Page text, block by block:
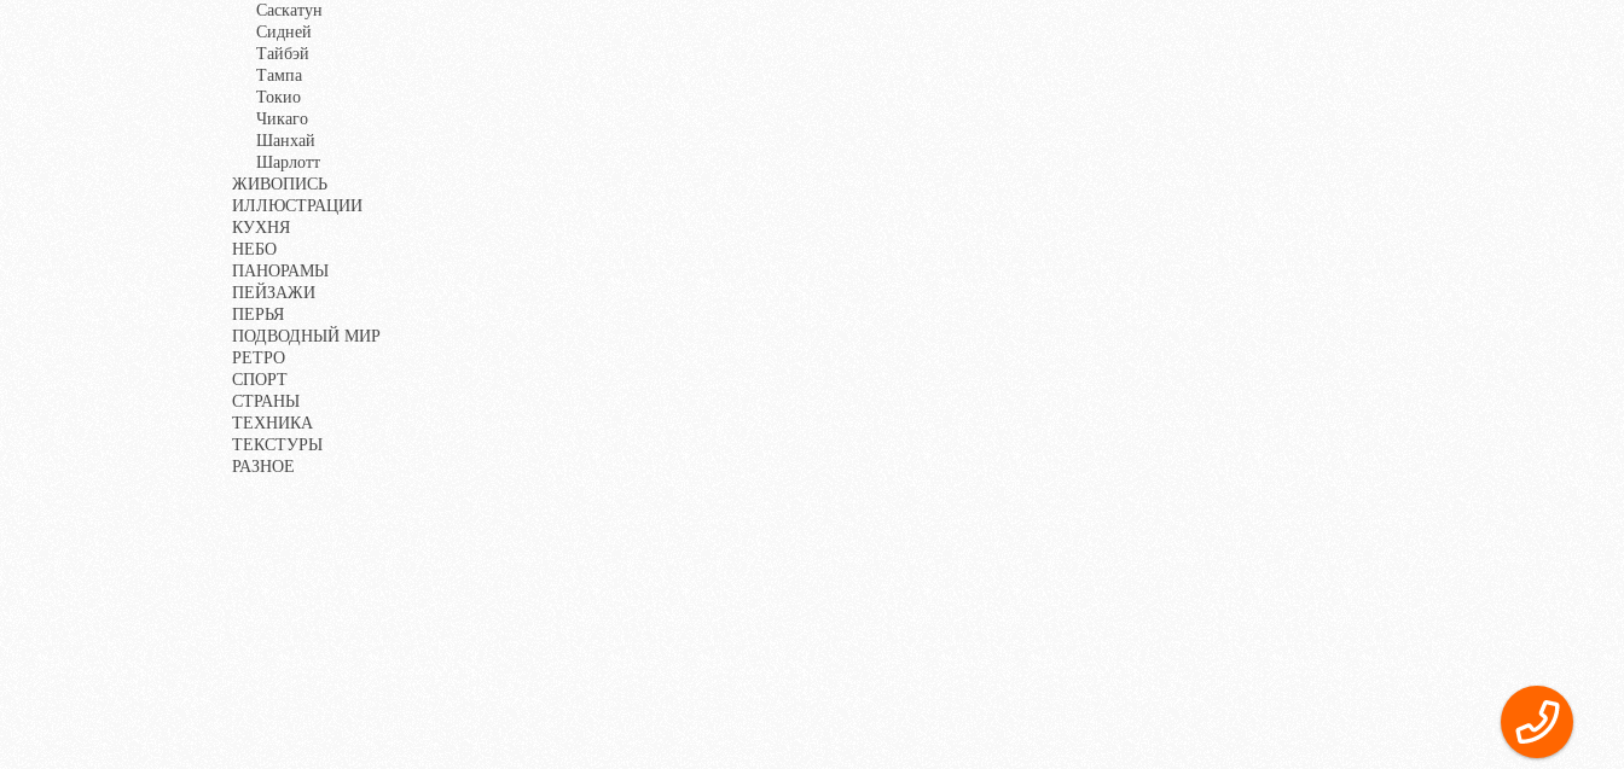
Саскатун
Сидней
Тайбэй
Тампа
Токио
Чикаго
Шанхай
Шарлотт
ЖИВОПИСЬ
ИЛЛЮСТРАЦИИ
КУХНЯ
НЕБО
ПАНОРАМЫ
ПЕЙЗАЖИ
ПЕРЬЯ
ПОДВОДНЫЙ МИР
РЕТРО
СПОРТ
СТРАНЫ
ТЕХНИКА
ТЕКСТУРЫ
РАЗНОЕ